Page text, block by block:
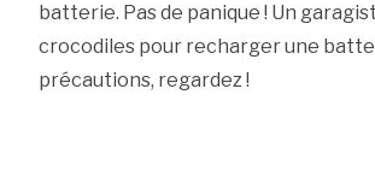
batterie. Pas de panique ! Un
crocodiles pour recharger une
précautions, regardez !